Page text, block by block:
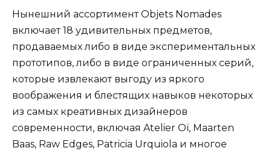
Нынешний ассортимент Objets Nomades
включает 18 удивительных предметов,
продаваемых либо в виде экспериментальных
прототипов, либо в виде ограниченных серий,
которые извлекают выгоду из яркого
воображения и блестящих навыков некоторых
из самых креативных дизайнеров
современности, включая Atelier Oï, Maarten
Baas, Raw Edges, Patricia Urquiola и многое